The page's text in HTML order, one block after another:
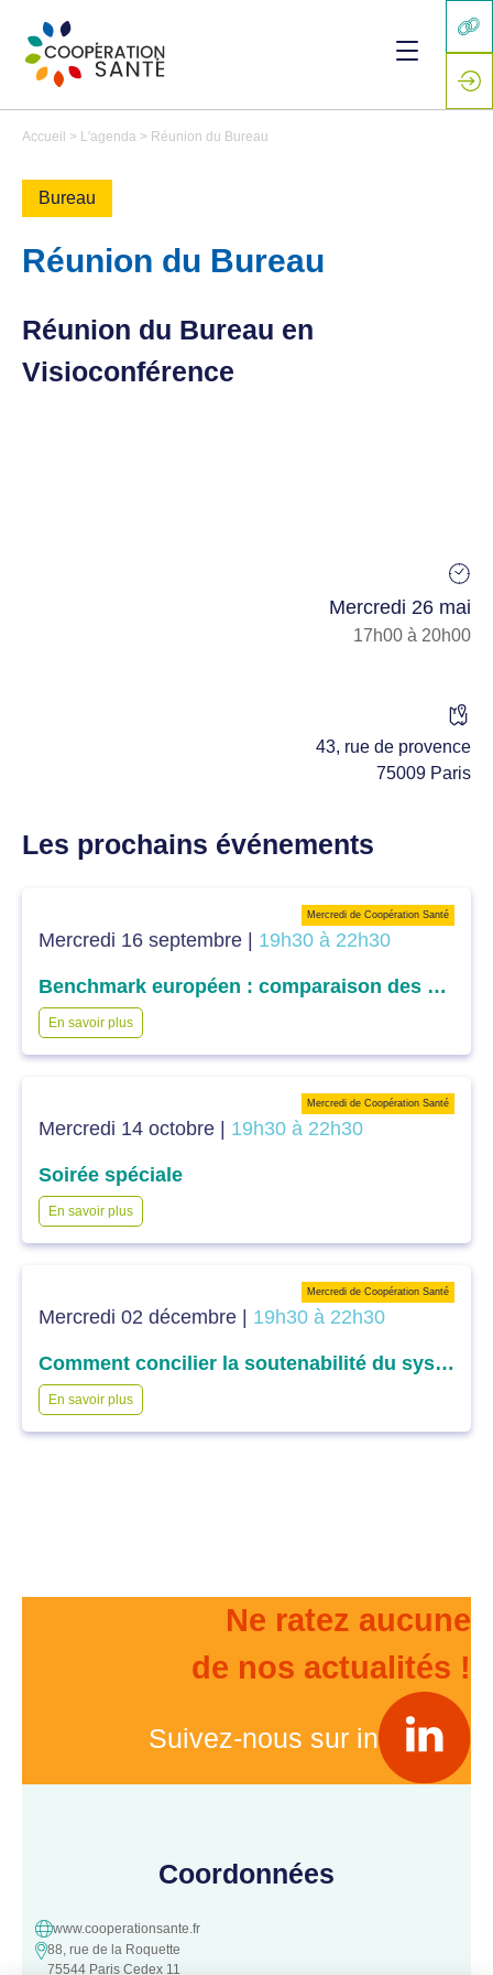
Accueil > L'agenda > Réunion du Bureau
Bureau
Réunion du Bureau
Réunion du Bureau en
Visioconférence
Mercredi 26 mai
17h00 à 20h00
43, rue de provence
75009 Paris
Les prochains événements
Mercredi 16 septembre | 19h30 à 22h30
Mercredi de Coopération Santé
Benchmark européen : comparaison des différents systèmes de santé européens dans l’accès aux soins
En savoir plus
Mercredi 14 octobre | 19h30 à 22h30
Mercredi de Coopération Santé
Soirée spéciale
En savoir plus
Mercredi 02 décembre | 19h30 à 22h30
Mercredi de Coopération Santé
Comment concilier la soutenabilité du système et l’efficience des dépenses dans l’accès aux soins : la question du financement ?
En savoir plus
Ne ratez aucune
de nos actualités !
Suivez-nous sur in
Coordonnées
www.cooperationsante.fr
88, rue de la Roquette
75544 Paris Cedex 11